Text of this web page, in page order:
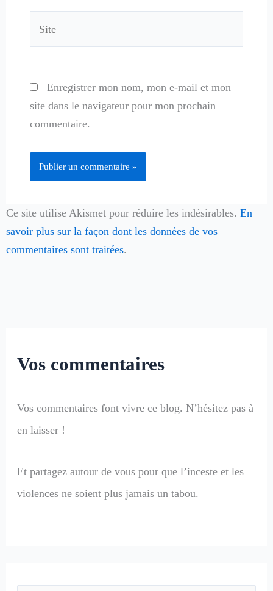
Enregistrer mon nom, mon e-mail et mon
site dans le navigateur pour mon prochain
commentaire.
Ce site utilise Akismet pour réduire les indésirables. En
savoir plus sur la façon dont les données de vos
commentaires sont traitées.
Vos commentaires
Vos commentaires font vivre ce blog. N’hésitez pas à
en laisser !
Et partagez autour de vous pour que l’inceste et les
violences ne soient plus jamais un tabou.